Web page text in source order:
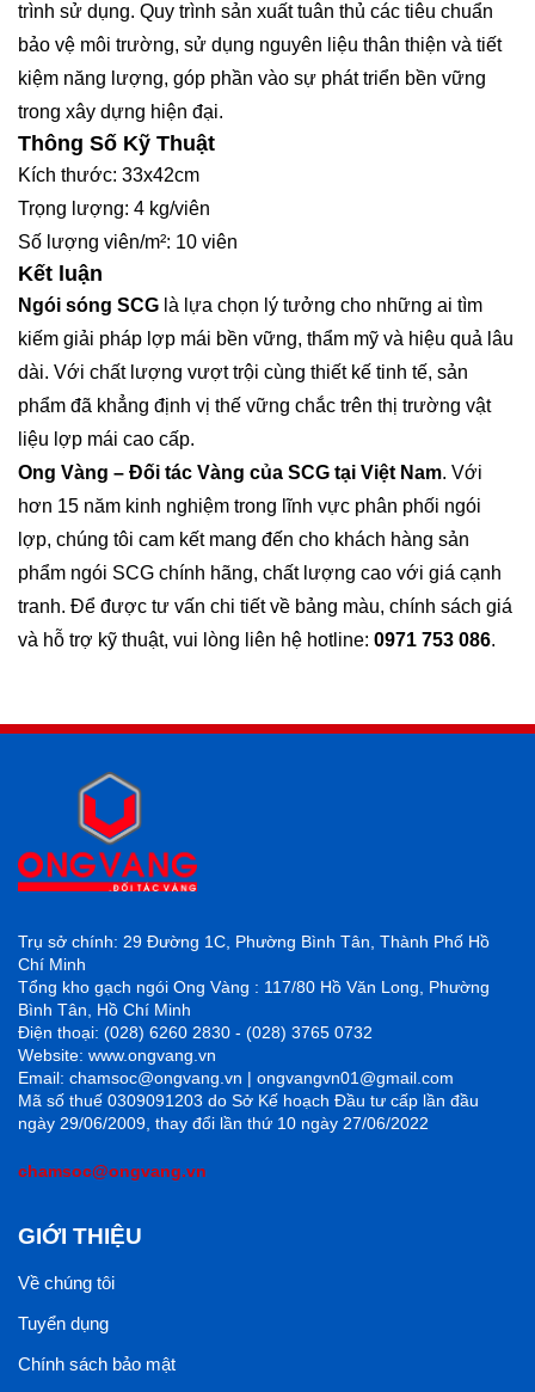
trình sử dụng. Quy trình sản xuất tuân thủ các tiêu chuẩn
bảo vệ môi trường, sử dụng nguyên liệu thân thiện và tiết
kiệm năng lượng, góp phần vào sự phát triển bền vững
trong xây dựng hiện đại.
Thông Số Kỹ Thuật
Kích thước: 33x42cm
Trọng lượng: 4 kg/viên
Số lượng viên/m²: 10 viên
Kết luận
Ngói sóng SCG là lựa chọn lý tưởng cho những ai tìm
kiếm giải pháp lợp mái bền vững, thẩm mỹ và hiệu quả lâu
dài. Với chất lượng vượt trội cùng thiết kế tinh tế, sản
phẩm đã khẳng định vị thế vững chắc trên thị trường vật
liệu lợp mái cao cấp.
Ong Vàng – Đối tác Vàng của SCG tại Việt Nam. Với
hơn 15 năm kinh nghiệm trong lĩnh vực phân phối ngói
lợp, chúng tôi cam kết mang đến cho khách hàng sản
phẩm ngói SCG chính hãng, chất lượng cao với giá cạnh
tranh. Để được tư vấn chi tiết về bảng màu, chính sách giá
và hỗ trợ kỹ thuật, vui lòng liên hệ hotline: 0971 753 086.
Trụ sở chính: 29 Đường 1C, Phường Bình Tân, Thành Phố Hồ
Chí Minh
Tổng kho gạch ngói Ong Vàng : 117/80 Hồ Văn Long, Phường
Bình Tân, Hồ Chí Minh
Điện thoại: (028) 6260 2830 - (028) 3765 0732
Website: www.ongvang.vn
Email: chamsoc@ongvang.vn | ongvangvn01@gmail.com
Mã số thuế 0309091203 do Sở Kế hoạch Đầu tư cấp lần đầu
ngày 29/06/2009, thay đổi lần thứ 10 ngày 27/06/2022
chamsoc@ongvang.vn
GIỚI THIỆU
Về chúng tôi
Tuyển dụng
Chính sách bảo mật